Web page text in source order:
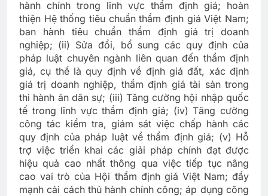
hành chính trong lĩnh vực thẩm định giá; hoàn
thiện Hệ thống tiêu chuẩn thẩm định giá Việt Nam;
ban hành tiêu chuẩn thẩm định giá trị doanh
nghiệp; (ii) Sửa đổi, bổ sung các quy định của
pháp luật chuyên ngành liên quan đến thẩm định
giá, cụ thể là quy định về định giá đất, xác định
giá trị doanh nghiệp, thẩm định giá tài sản trong
thi hành án dân sự; (iii) Tăng cường hội nhập quốc
tế trong lĩnh vực thẩm định giá; (iv) Tăng cường
công tác kiểm tra, giám sát việc chấp hành các
quy định của pháp luật về thẩm định giá; (v) Hỗ
trợ việc triển khai các giải pháp chính đạt được
hiệu quả cao nhất thông qua việc tiếp tục nâng
cao vai trò của Hội thẩm định giá Việt Nam; đẩy
mạnh cải cách thủ hành chính công; áp dụng công